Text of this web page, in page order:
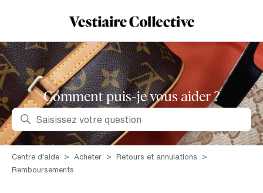
Comment puis-je vous aider ?
Recherche
Centre d'aide Acheter
Retours et annulations
Remboursements